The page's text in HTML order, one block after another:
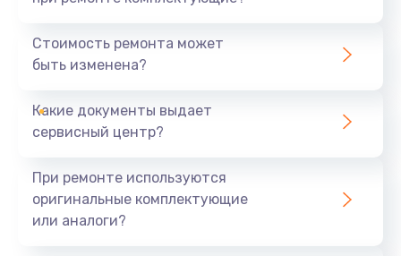
1440 руб.
Ремонт южного моста
Замена батарейки BIOS
Стоимость ремонта может
быть изменена?
Какие документы выдает
сервисный центр?
При ремонте используются
оригинальные комплектующие
или аналоги?